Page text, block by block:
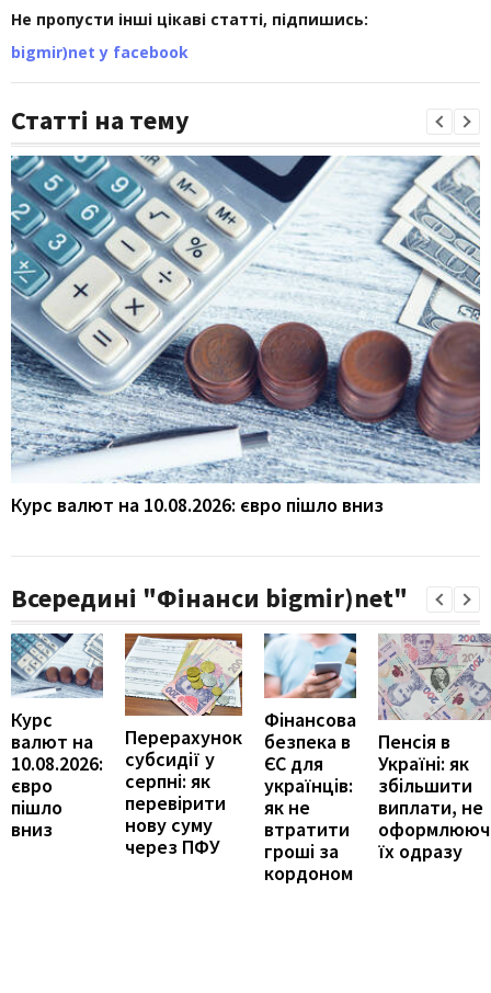
Не пропусти інші цікаві статті, підпишись:
bigmir)net у facebook
Статті на тему
Курс валют на 10.08.2026: євро пішло вниз
Всередині "Фінанси bigmir)net"
Курс
валют на
10.08.2026:
євро
пішло
вниз
Перерахунок
субсидії у
серпні: як
перевірити
нову суму
через ПФУ
Фінансова
безпека в
ЄС для
українців:
як не
втратити
гроші за
кордоном
Пенсія в
Україні: як
збільшити
виплати, не
їх одразу